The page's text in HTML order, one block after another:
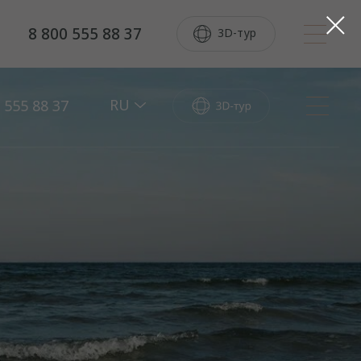
3D-тур
8 800 555 88 37
RU
88 37